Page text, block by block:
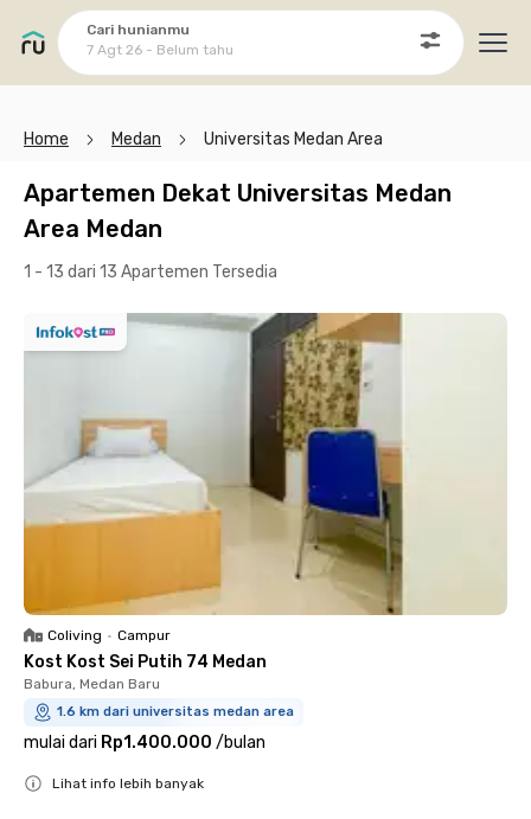
Cari hunianmu
7 Agt 26 - Belum tahu
Home Medan Universitas Medan Area
Apartemen Dekat Universitas Medan
Area Medan
1 - 13 dari 13 Apartemen Tersedia
Coliving • Campur
Kost Kost Sei Putih 74 Medan
Babura, Medan Baru
1.6 km dari universitas medan area
mulai dari Rp1.400.000 /bulan
Lihat info lebih banyak